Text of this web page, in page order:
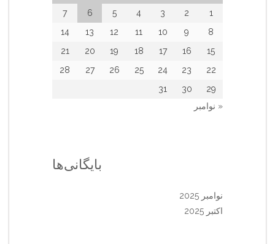
1
2
3
4
5
6
7
8
9
10
11
12
13
14
15
16
17
18
19
20
21
22
23
24
25
26
27
28
29
30
31
« نوامبر
بایگانی‌ها
نوامبر 2025
اکتبر 2025